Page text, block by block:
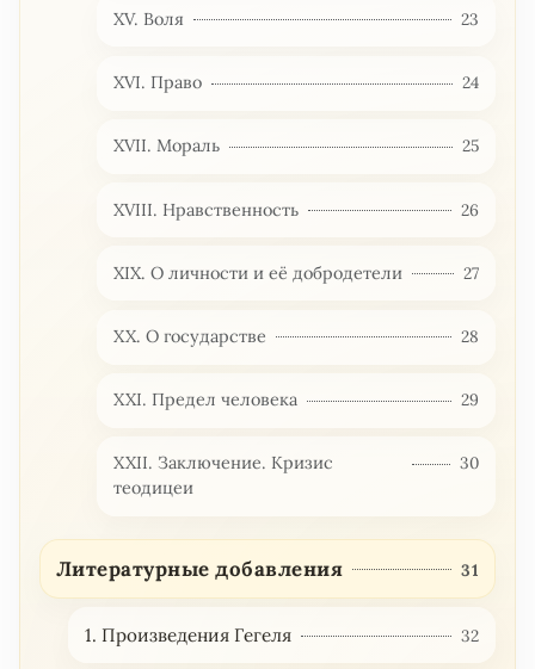
XV. Воля 23
XVI. Право 24
XVII. Мораль 25
XVIII. Нравственность 26
XIX. О личности и её добродетели 27
XX. О государстве 28
XXI. Предел человека 29
XXII. Заключение. Кризис
теодицеи
30
Литературные добавления 31
1. Произведения Гегеля 32